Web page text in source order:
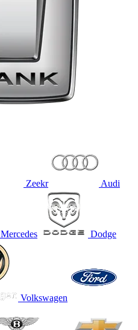
Zeekr Audi
Mercedes Dodge
Volkswagen